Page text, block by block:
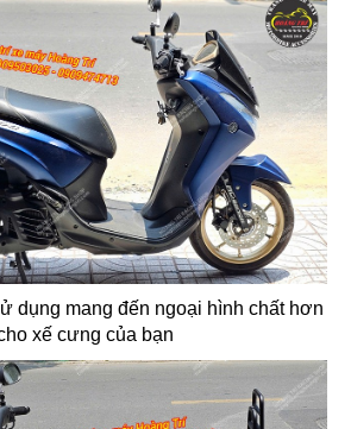
dụng mang đến ngoại hình chất hơn
xế cưng của bạn